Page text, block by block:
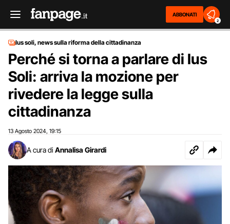
ABBONATI
2
Ius soli, news sulla riforma della cittadinanza
Perché si torna a parlare di Ius
Soli: arriva la mozione per
rivedere la legge sulla
cittadinanza
13 Agosto 2024 19:15
A cura di Annalisa Girardi